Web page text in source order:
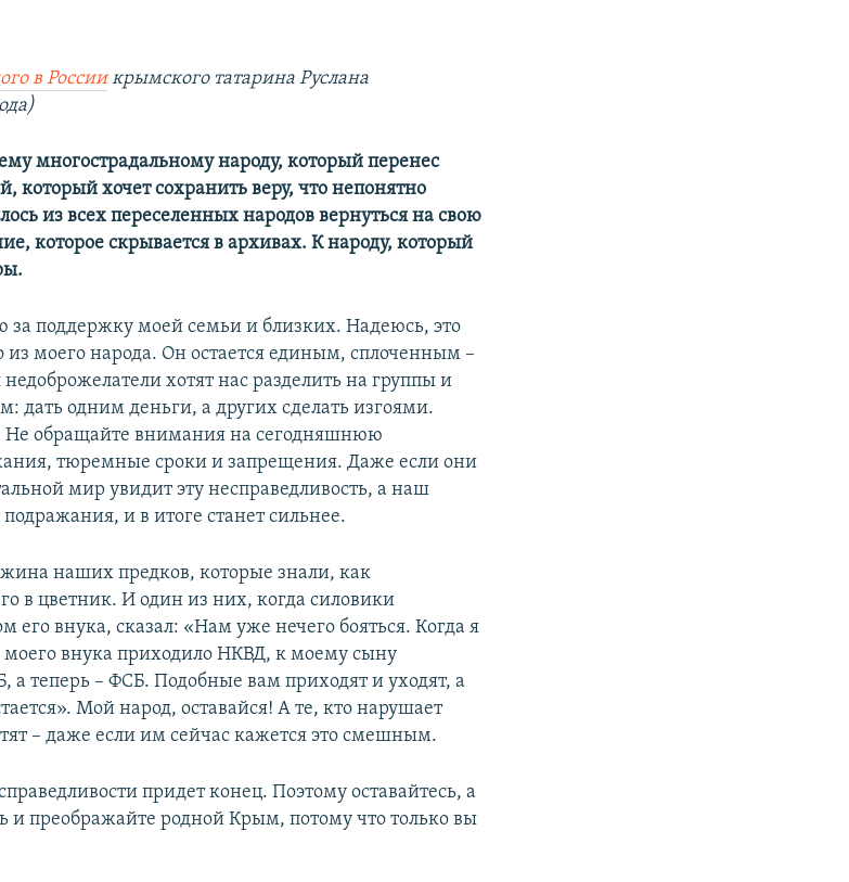
в Россиикрымского татарина Руслана
многострадальному народу, который перенес
который хочет сохранить веру, что непонятно
из всех переселенных народов вернуться на свою
которое скрывается в архивах. К народу, который
за поддержку моей семьи и близких. Надеюсь, это
из моего народа. Он остается единым, сплоченным –
хотят нас разделить на группы и
дать одним деньги, а других сделать изгоями.
Не обращайте внимания на сегодняшнюю
тюремные сроки и запрещения. Даже если они
мир увидит эту несправедливость, а наш
и в итоге станет сильнее.
наших предков, которые знали, как
в цветник. И один из них, когда силовики
его внука, сказал: «Нам уже нечего бояться. Когда я
моего внука приходило НКВД, к моему сыну
а теперь – ФСБ. Подобные вам приходят и уходят, а
Мой народ, оставайся! А те, кто нарушает
– даже если им сейчас кажется это смешным.
придет конец. Поэтому оставайтесь, а
и преображайте родной Крым, потому что только вы